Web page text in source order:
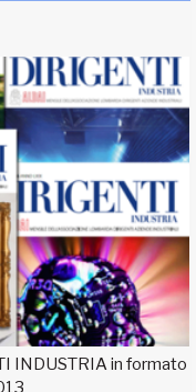
INDUSTRIA in formato